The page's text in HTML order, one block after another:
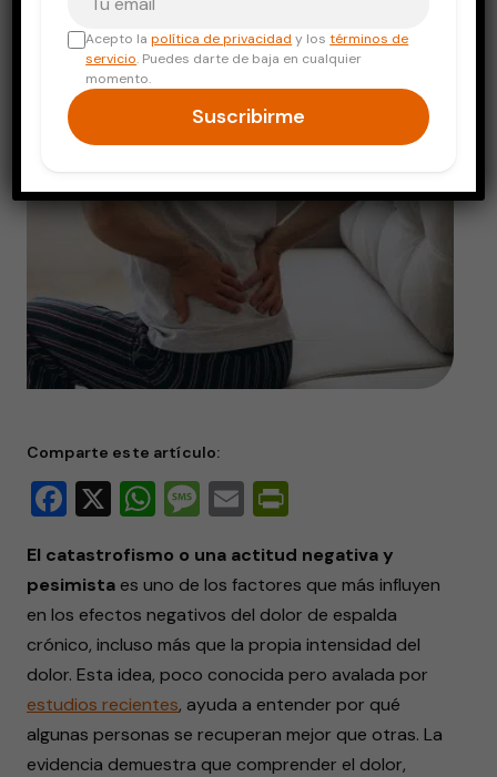
Comparte este artículo:
Facebook
X WhatsApp
Message
Email
El catastrofismo o una actitud negativa y
pesimista es uno de los factores que más influyen
en los efectos negativos del dolor de espalda
crónico, incluso más que la propia intensidad del
dolor. Esta idea, poco conocida pero avalada por
estudios recientes, ayuda a entender por qué
algunas personas se recuperan mejor que otras. La
evidencia demuestra que comprender el dolor,
Acepto lapolítica de privacidad y lostérminos de
servicio. Puedes darte de baja en cualquier
momento.
Suscribirme